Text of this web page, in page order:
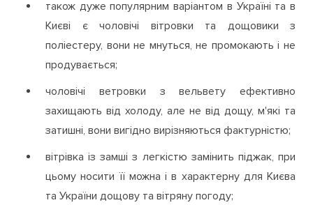
також дуже популярним варіантом в Україні та в
Києві є чоловічі вітровки та дощовики з
поліестеру, вони не мнуться, не промокають і не
продувається;
чоловічі ветровки з вельвету ефективно
захищають від холоду, але не від дощу, м'які та
затишні, вони вигідно вирізняються фактурністю;
вітрівка із замші з легкістю замінить піджак, при
цьому носити її можна і в характерну для Києва
та України дощову та вітряну погоду;